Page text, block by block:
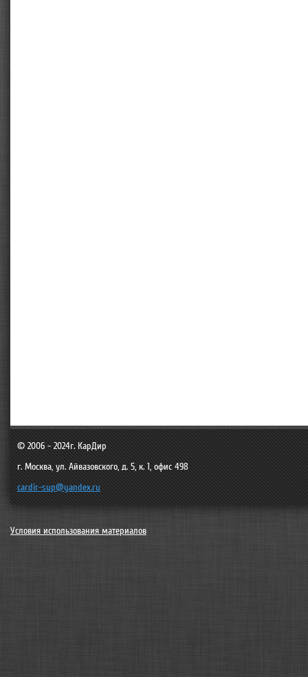
© 2006 - 2024г. КарДир
г. Москва, ул. Айвазовского, д. 5, к. 1, офис 498
cardir-sup@yandex.ru
Условия использования материалов